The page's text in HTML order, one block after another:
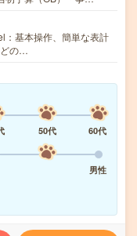
：基本操作、簡単な表計
どの…
50代
60代
男性